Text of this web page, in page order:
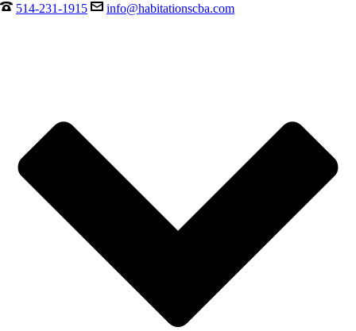
514-231-1915 info@habitationscba.com